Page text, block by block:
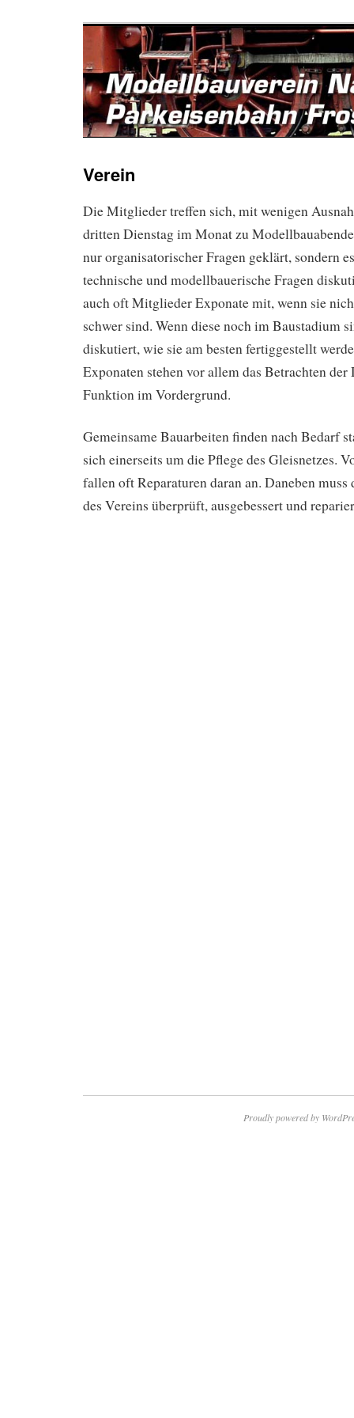
Verein
Die Mitglieder treffen sich, mit wenigen
dritten Dienstag im Monat zu
nur organisatorischer Fragen geklärt, sondern
technische und modellbauerische Fragen
auch oft Mitglieder Exponate mit, wenn sie
schwer sind. Wenn diese noch im Baustadium
diskutiert, wie sie am besten fertiggestellt
Exponaten stehen vor allem das Betrachten
Funktion im Vordergrund.
Gemeinsame Bauarbeiten finden nach Bedarf
sich einerseits um die Pflege des Gleisnetzes.
fallen oft Reparaturen daran an. Daneben
des Vereins überprüft, ausgebessert und
Proudly powered by